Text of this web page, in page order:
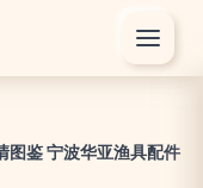
图鉴 宁波华亚渔具配件